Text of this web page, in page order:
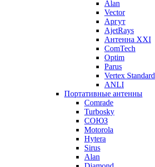
Alan
Vector
Аргут
AjetRays
Антенна XXI
ComTech
Optim
Parus
Vertex Standard
ANLI
Портативные антенны
Comrade
Turbosky
СОЮЗ
Motorola
Hytera
Sirus
Alan